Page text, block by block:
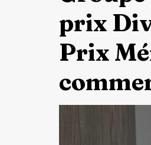
prix
Prix